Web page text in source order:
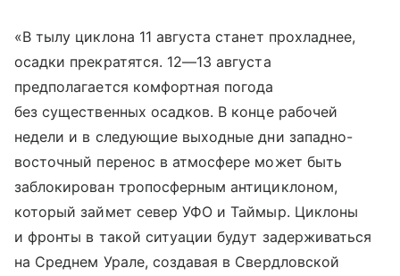
«В тылу циклона 11 августа станет прохладнее,
осадки прекратятся. 12—13 августа
предполагается комфортная погода
без существенных осадков. В конце рабочей
недели и в следующие выходные дни западно-
восточный перенос в атмосфере может быть
заблокирован тропосферным антициклоном,
который займет север УФО и Таймыр. Циклоны
и фронты в такой ситуации будут задерживаться
на Среднем Урале, создавая в Свердловской